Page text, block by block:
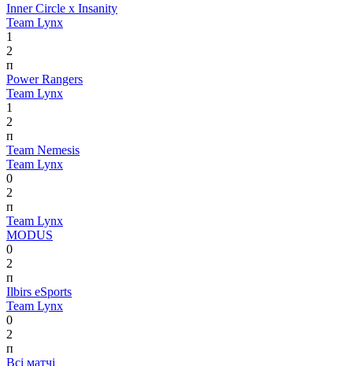
Inner Circle x Insanity
Team Lynx
1
2
п
Power Rangers
Team Lynx
1
2
п
Team Nemesis
Team Lynx
0
2
п
Team Lynx
MODUS
0
2
п
Ilbirs eSports
Team Lynx
0
2
п
Всі матчі